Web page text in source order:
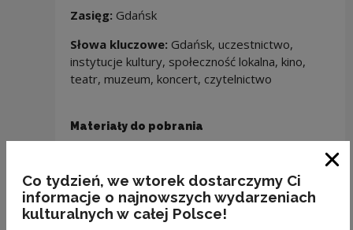
Zasięg: Gdańsk
Słowa kluczowe: Gdańsk, uczestnictwo,
instytucje kultury, społeczność lokalna, kino,
teatr, muzeum, koncert, czytelnictwo
Materiały do pobrania
mieszkańców Gdańska oraz ocena
gdańskich instytucji kultury(PDF
291.65 KB)
Co tydzień, we wtorek dostarczymy Ci
informacje o najnowszych wydarzeniach
kulturalnych w całej Polsce!